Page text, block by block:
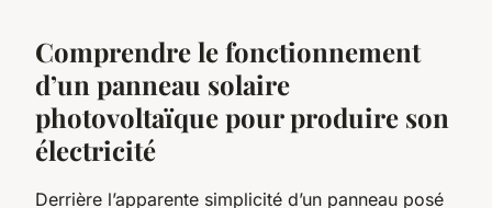
Comprendre le fonctionnement
d’un panneau solaire
photovoltaïque pour produire son
électricité
Derrière l’apparente simplicité d’un panneau posé